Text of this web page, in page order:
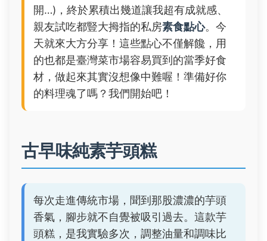
開…)，終於累積出幾道讓我超有成就感、
親友試吃都豎大拇指的私房素食點心。今
天就來大方分享！這些點心不僅解饞，用
的也都是臺灣菜市場容易買到的當季好食
材，做起來其實沒想像中難喔！準備好你
的料理魂了嗎？我們開始吧！
古早味純素芋頭糕
每次走進傳統市場，聞到那股濃濃的芋頭
香氣，腳步就不自覺被吸引過去。這款芋
頭糕，是我實驗多次，調整油量和調味比